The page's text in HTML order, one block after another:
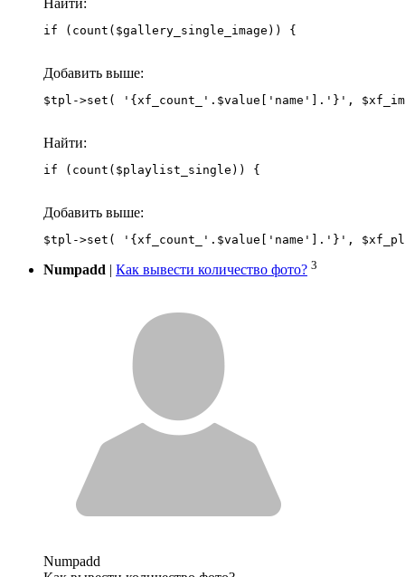
if (count($gallery_single_image)) {
Добавить выше:
Найти:
if (count($playlist_single)) {
Добавить выше:
Numpadd | Как вывести количество фото? 3
Numpadd